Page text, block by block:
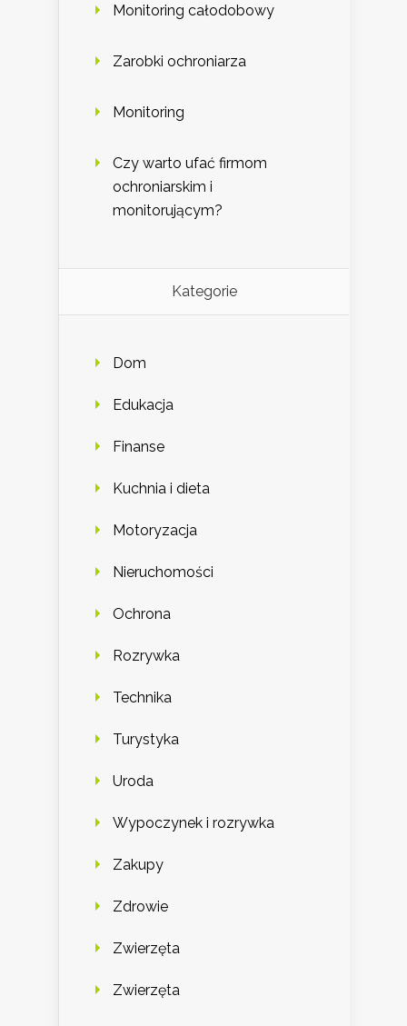
Monitoring całodobowy
Zarobki ochroniarza
Monitoring
Czy warto ufać firmom
ochroniarskim i
monitorującym?
Kategorie
Dom
Edukacja
Finanse
Kuchnia i dieta
Motoryzacja
Nieruchomości
Ochrona
Rozrywka
Technika
Turystyka
Uroda
Wypoczynek i rozrywka
Zakupy
Zdrowie
Zwierzęta
Zwierzęta